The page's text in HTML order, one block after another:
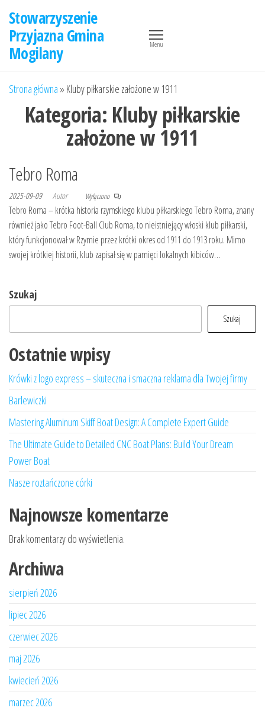
treści
Stowarzyszenie
Przyjazna Gmina
Mogilany
Menu
Strona główna » Kluby piłkarskie założone w 1911
Kategoria: Kluby piłkarskie
założone w 1911
Tebro Roma
2025-09-09 Autor Wyłączono
Tebro Roma – krótka historia rzymskiego klubu piłkarskiego Tebro Roma, znany
również jako Tebro Foot-Ball Club Roma, to nieistniejący włoski klub piłkarski,
który funkcjonował w Rzymie przez krótki okres od 1911 do 1913 roku. Mimo
swojej krótkiej historii, klub zapisał się w pamięci lokalnych kibiców…
Szukaj
Szukaj
Ostatnie wpisy
Krówki z logo express – skuteczna i smaczna reklama dla Twojej firmy
Barlewiczki
Mastering Aluminum Skiff Boat Design: A Complete Expert Guide
The Ultimate Guide to Detailed CNC Boat Plans: Build Your Dream
Power Boat
Nasze roztańczone córki
Najnowsze komentarze
Brak komentarzy do wyświetlenia.
Archiwa
sierpień 2026
lipiec 2026
czerwiec 2026
maj 2026
kwiecień 2026
marzec 2026